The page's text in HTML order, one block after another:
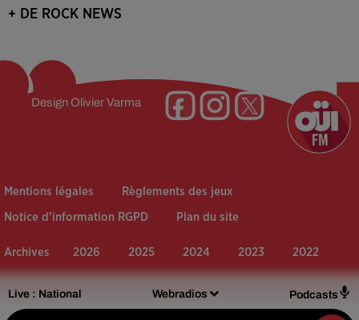
Live : National Webradios Podcasts
+ DE ROCK NEWS
Design Olivier Varma
Mentions légales Règlements des jeux
Notice d’information RGPD Plan du site
Archives 2026 2025 2024 2023 2022